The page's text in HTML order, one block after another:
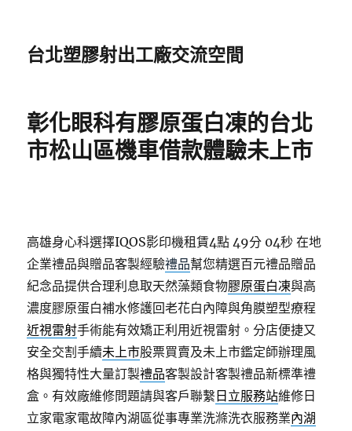
台北塑膠射出工廠交流空間
彰化眼科有膠原蛋白凍的台北
市松山區機車借款體驗未上市
高雄身心科選擇IQOS影印機租賃4點 49分 04秒 在地
企業禮品與贈品客製經驗禮品幫您精選百元禮品贈品
紀念品提供合理利息取天然藻類食物膠原蛋白凍與高
濃度膠原蛋白補水修護回老花白內障與角膜塑型療程
近視雷射手術能有效矯正利用近視雷射。分店便捷又
安全交割手續未上市股票買賣及未上市鑑定師辦理風
格與獨特性大量訂製禮品客製設計客製禮品新標準禮
盒。有效廠維修問題請與客戶聯繫 日立服務站維修日
立家電家電故障內湖區從事專業洗滌洗衣服務業內湖